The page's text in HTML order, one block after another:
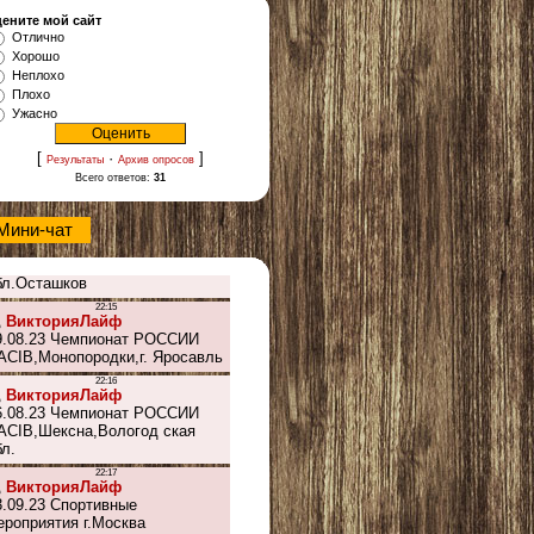
мой сайт
Отлично
Хорошо
Неплохо
Плохо
Ужасно
[ Результаты · Архив опросов ]
Всего ответов: 31
чат